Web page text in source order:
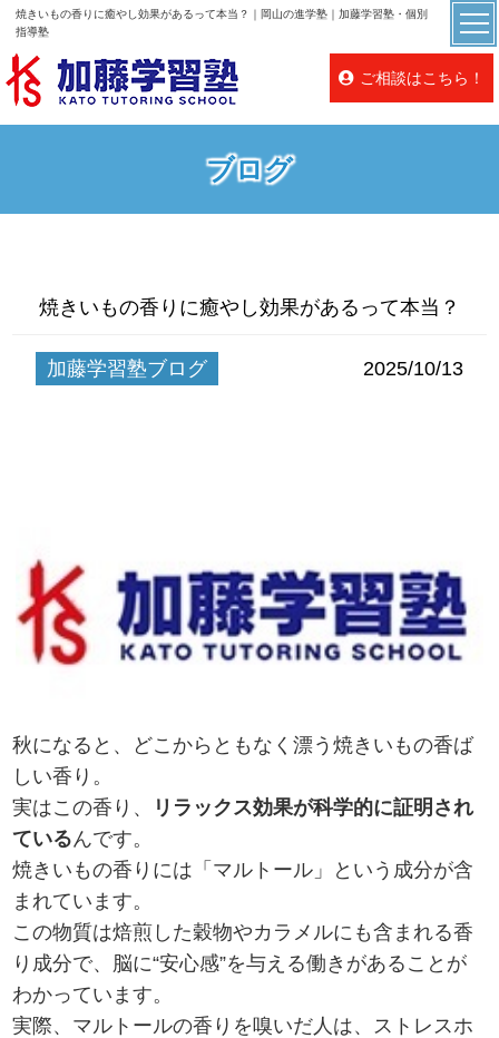
焼きいもの香りに癒やし効果があるって本当？｜岡山の進学塾｜加藤学習塾・個別
指導塾
ご相談はこちら！
ブログ
焼きいもの香りに癒やし効果があるって本当？
加藤学習塾ブログ 2025/10/13
秋になると、どこからともなく漂う焼きいもの香ば
しい香り。
実はこの香り、
リラックス効果が科学的に証明され
ているんです。
焼きいもの香りには「マルトール」という成分が含
まれています。
この物質は焙煎した穀物やカラメルにも含まれる香
り成分で、脳に“安心感”を与える働きがあることが
わかっています。
実際、マルトールの香りを嗅いだ人は、ストレスホ